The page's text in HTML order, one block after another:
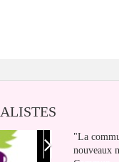
"La
nouveaux